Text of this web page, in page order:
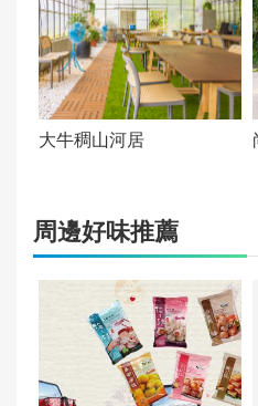
大牛稠山河居
周邊好味推薦